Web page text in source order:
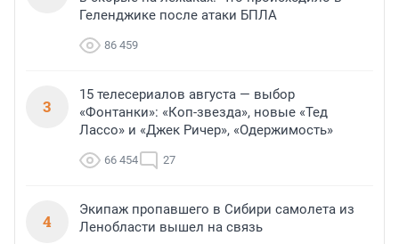
Геленджике после атаки БПЛА
86 459
3
15 телесериалов августа — выбор
«Фонтанки»: «Коп-звезда», новые «Тед
Лассо» и «Джек Ричер», «Одержимость»
66 454 27
4
Экипаж пропавшего в Сибири самолета из
Ленобласти вышел на связь